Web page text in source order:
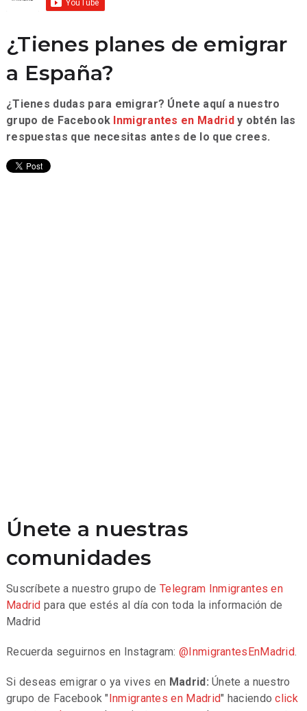
¿Tienes planes de emigrar
a España?
¿Tienes dudas para emigrar? Únete aquí a nuestro
grupo de Facebook Inmigrantes en Madridy obtén las
respuestas que necesitas antes de lo que crees.
Únete a nuestras
comunidades
Suscríbete a nuestro grupo deTelegram Inmigrantes en
Madrid para que estés al día con toda la información de
Madrid
Recuerda seguirnos en Instagram: @InmigrantesEnMadrid.
Si deseas emigrar o ya vives en Madrid:Únete a nuestro
grupo de Facebook "Inmigrantes en Madrid" haciendoclick